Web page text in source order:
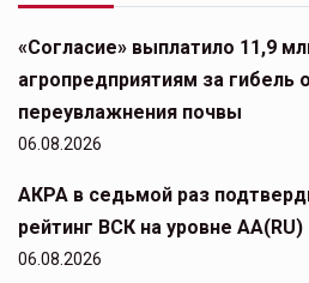
«Согласие» выплатило 11,9
агропредприятиям за
переувлажнения почвы
06.08.2026
АКРА в седьмой раз
рейтинг ВСК на уровне АА(RU)
06.08.2026